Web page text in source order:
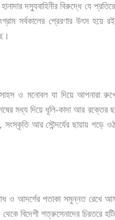
হানাদার দস্যুবাহিনীর বিরুদ্ধে যে
সর্বকালের প্রেরণার উৎস হয়ে
মনোবল যা দিয়ে আপনারা রুখে
মধ্য দিয়ে ধূলি-কাদা আর
সংস্কৃতি আর সৌন্দর্যের ছায়ায়
ও আদর্শের পতাকা সমুন্নত রেখে
থেকে বিদেশী শত্রুসেনাদের